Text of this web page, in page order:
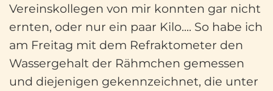
Vereinskollegen von mir konnten gar nicht
ernten, oder nur ein paar Kilo.... So habe ich
am Freitag mit dem Refraktometer den
Wassergehalt der Rähmchen gemessen
und diejenigen gekennzeichnet, die unter